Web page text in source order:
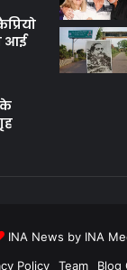
आई
के
INA News by INA
Policy Team Blog